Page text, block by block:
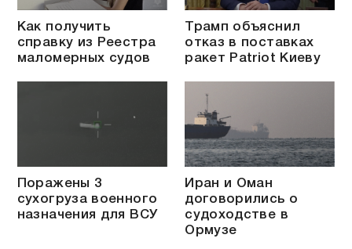
Как получить
справку из Реестра
маломерных судов
Трамп объяснил
отказ в поставках
ракет Patriot Киеву
Поражены 3
сухогруза военного
назначения для ВСУ
Иран и Оман
договорились о
судоходстве в
Ормузе